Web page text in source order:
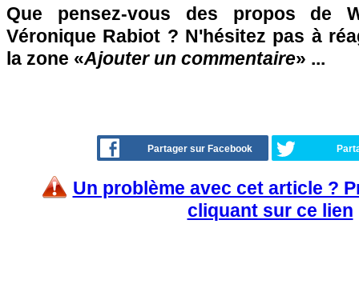
Que pensez-vous des propos de
Véronique Rabiot ? N'hésitez pas à
la zone «Ajouter un commentaire» ...
Partager sur Facebook
Un problème avec cet article ?
cliquant sur ce lien